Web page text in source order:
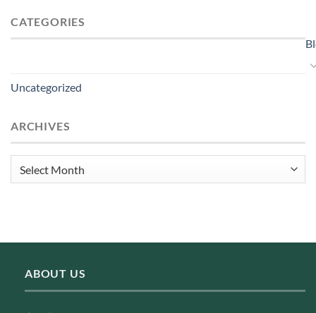
CATEGORIES
Uncategorized
ARCHIVES
Archives
ABOUT US